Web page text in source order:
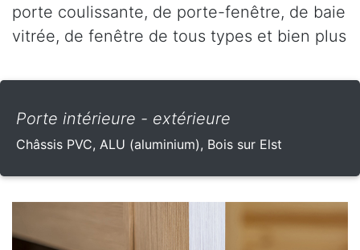
porte coulissante, de porte-fenêtre, de baie
vitrée, de fenêtre de tous types et bien plus
Porte intérieure - extérieure
Châssis PVC, ALU (aluminium), Bois sur Elst